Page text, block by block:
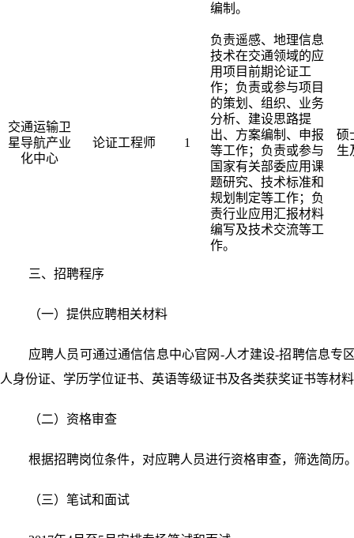
编制。
交通运输卫
星导航产业
化中心
论证工程师 1
负责遥感、地理信息
技术在交通领域的应
用项目前期论证工
作；负责或参与项目
的策划、组织、业务
分析、建设思路提
出、方案编制、申报
等工作；负责或参与
国家有关部委应用课
题研究、技术标准和
规划制定等工作；负
责行业应用汇报材料
编写及技术交流等工
作。
硕
生
三、招聘程序
（一）提供应聘相关材料
应聘人员可通过通信信息中心官网-人才建设-招聘信息专
人身份证、学历学位证书、英语等级证书及各类获奖证书等材
（二）资格审查
根据招聘岗位条件，对应聘人员进行资格审查，筛选简历
（三）笔试和面试